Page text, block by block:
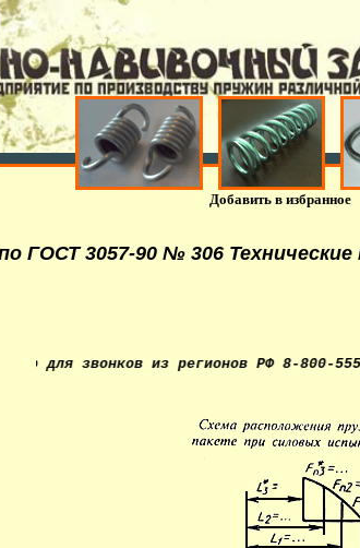
Добавить в избранное
ГОСТ 3057-90 № 306
из регионов РФ 8-800-555-44-